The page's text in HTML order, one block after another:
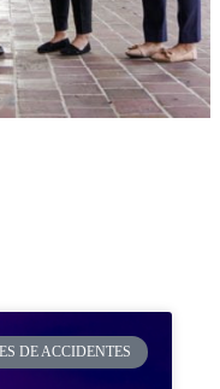
DE ACCIDENTES